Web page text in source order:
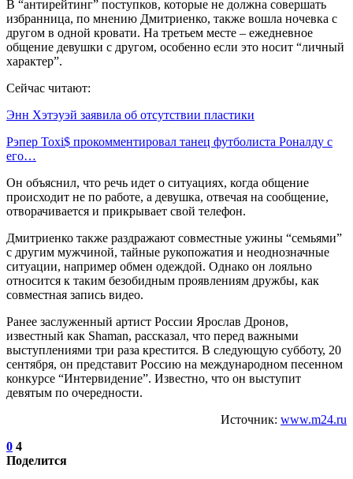
В “антирейтинг” поступков, которые не должна совершать
избранница, по мнению Дмитриенко, также вошла ночевка с
другом в одной кровати. На третьем месте – ежедневное
общение девушки с другом, особенно если это носит “личный
характер”.
Сейчас читают:
Энн Хэтэуэй заявила об отсутствии пластики
Рэпер Toxi$ прокомментировал танец футболиста Роналду с
его…
Он объяснил, что речь идет о ситуациях, когда общение
происходит не по работе, а девушка, отвечая на сообщение,
отворачивается и прикрывает свой телефон.
Дмитриенко также раздражают совместные ужины “семьями”
с другим мужчиной, тайные рукопожатия и неоднозначные
ситуации, например обмен одеждой. Однако он лояльно
относится к таким безобидным проявлениям дружбы, как
совместная запись видео.
Ранее заслуженный артист России Ярослав Дронов,
известный как Shaman, рассказал, что перед важными
выступлениями три раза крестится. В следующую субботу, 20
сентября, он представит Россию на международном песенном
конкурсе “Интервидение”. Известно, что он выступит
девятым по очередности.
Источник: www.m24.ru
0 4
Поделится